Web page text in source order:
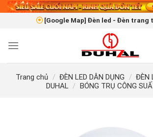
Skip
[Google Map] Đèn led - Đèn trang
Trang chủ / ĐÈN LED DÂN DỤNG / ĐÈN
DUHAL / BÓNG TRỤ CÔNG